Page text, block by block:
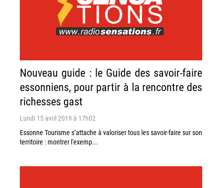
Nouveau guide : le Guide des savoir-faire
essonniens, pour partir à la rencontre des
richesses gast
Lundi 15 avril 2019 à 17h02
Essonne Tourisme s’attache à valoriser tous les savoir-faire sur son
territoire : montrer l'exemp...